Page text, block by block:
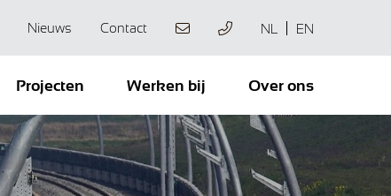
Nieuws Contact NL EN
Projecten Werken bij Over ons